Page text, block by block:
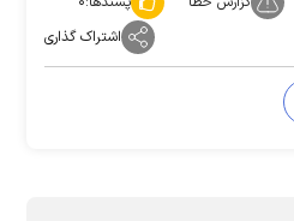
اشتراک گذاری